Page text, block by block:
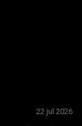
22 jul 2026